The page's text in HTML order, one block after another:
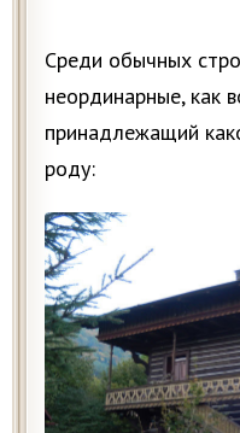
Среди обычных
неординарные, как
принадлежащий
роду: